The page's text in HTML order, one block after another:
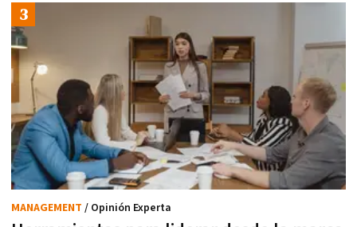
MANAGEMENT / Opinión Experta